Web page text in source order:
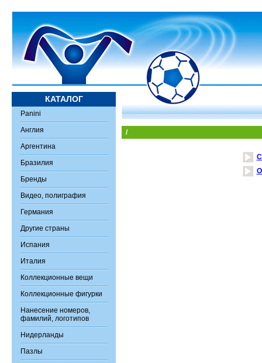
КАТАЛОГ
Panini
Англия
Аргентина
Бразилия
Бренды
Видео, полиграфия
Германия
Другие страны
Испания
Италия
Коллекционные вещи
Коллекционные фигурки
Нанесение номеров,
фамилий, логотипов
Нидерланды
Пазлы
/